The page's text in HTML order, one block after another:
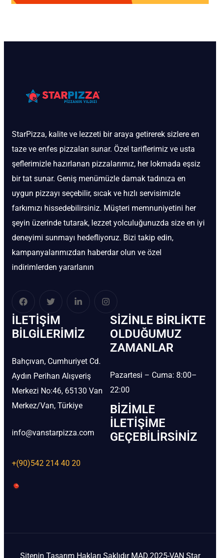
StarPizza, kalite ve lezzeti bir araya getirerek sizlere en
taze ve enfes pizzaları sunar. Özel tariflerimiz ve usta
şeflerimizle hazırlanan pizzalarımız, her lokmada eşsiz
bir tat sunar. Geniş menümüzle damak tadınıza en
uygun pizzayı seçebilir, sıcak ve hızlı servisimizle
farkımızı hissedebilirsiniz. Müşteri memnuniyetini her
şeyin üzerinde tutarak, lezzet yolculuğunuzda size en iyi
deneyimi sunmayı hedefliyoruz. Bizi takip edin,
kampanyalarımızdan haberdar olun ve özel
indirimlerden yararlanın
İLETIŞIM
BİLGILERIMIZ
Bahçıvan, Cumhuriyet Cd.
Aydın Perihan Alışveriş
Merkezi No:46, 65130 Van
Merkez/Van, Türkiye
info@vanstarpizza.com
+(90)542 214 40 20
SIZINLE BIRLIKTE
OLDUĞUMUZ
ZAMANLAR
Pazartesi – Cuma: 8:00–
22:00
BIZIMLE
İLETIŞIME
GEÇEBILIRSINIZ
Sitenin Tasarım Hakları Saklıdır MAD.2025-VAN Star